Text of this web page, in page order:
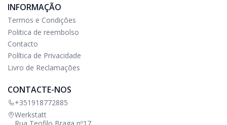
INFORMAÇÃO
Termos e Condições
Politica de reembolso
Contacto
Política de Privacidade
Livro de Reclamações
CONTACTE-NOS
+351918772885
Werkstatt
Rua Teofilo Braga nº17